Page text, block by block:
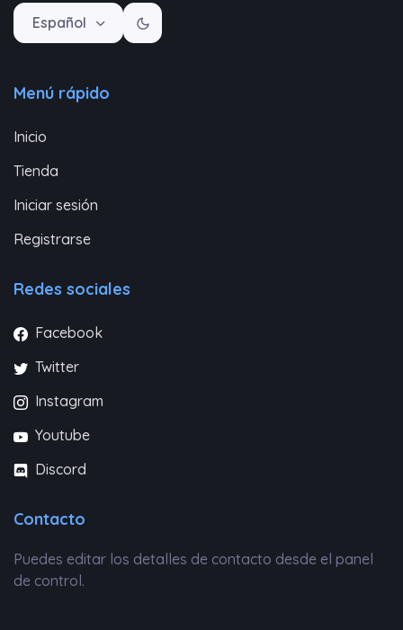
Español
Menú rápido
Inicio
Tienda
Iniciar sesión
Registrarse
Redes sociales
Facebook
Twitter
Instagram
Youtube
Discord
Contacto
Puedes editar los detalles de contacto desde el panel
de control.